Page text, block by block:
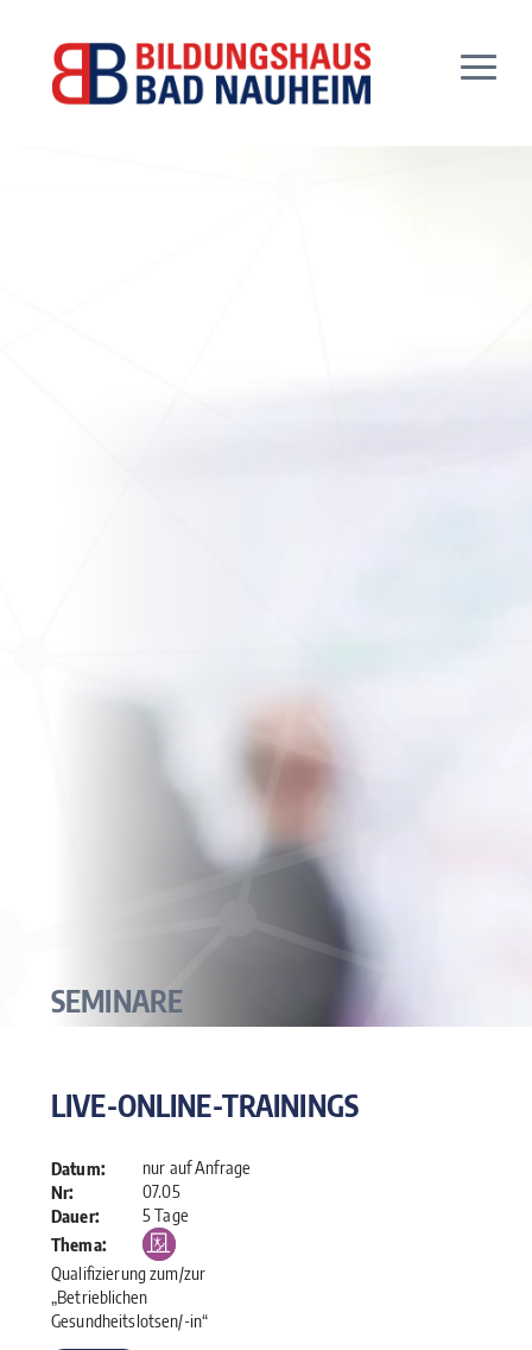
SEMINARE
LIVE-ONLINE-TRAININGS
Datum: nur auf Anfrage
Thema:
Qualifizierung zum/zur
„Betrieblichen
Gesundheitslotsen/-in“
Nr:
07.05
Dauer:
5 Tage